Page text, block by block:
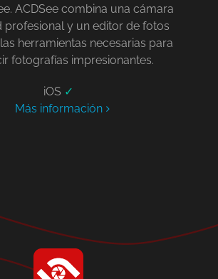
ACDSee combina una cámara
profesional y un editor de fotos
herramientas necesarias para
fotografías impresionantes.
iOS ✓
Más información